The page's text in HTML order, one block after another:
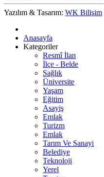
Yazılım & Tasarım: WK Bilişim
Anasayfa
Kategoriler
Resmî İlan
İlçe - Belde
Sağlık
Üniversite
Yaşam
Eğitim
Asayiş
Emlak
Turizm
Emlak
Tarım Ve Sanayi
Belediye
Teknoloji
Yerel